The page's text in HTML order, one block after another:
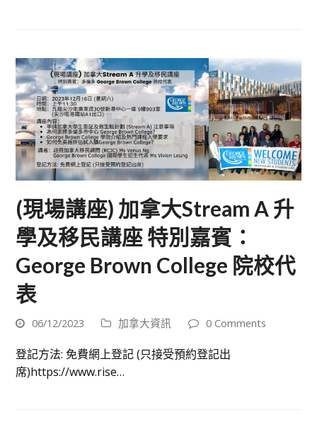
(現場講座) 加拿大Stream A 升
學及移民講座 特別嘉賓：
George Brown College 院校代
表
06/12/2023 加拿大資訊 0 Comments
登記方法: 免費網上登記 (只接受預約登記出
席)https://www.rise…